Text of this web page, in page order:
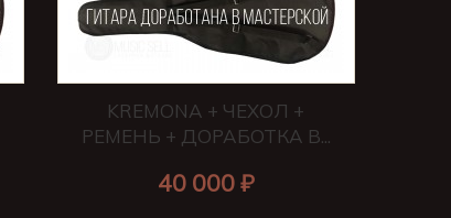
KREMONA + ЧЕХОЛ +
РЕМЕНЬ + ДОРАБОТКА В...
40 000 ₽